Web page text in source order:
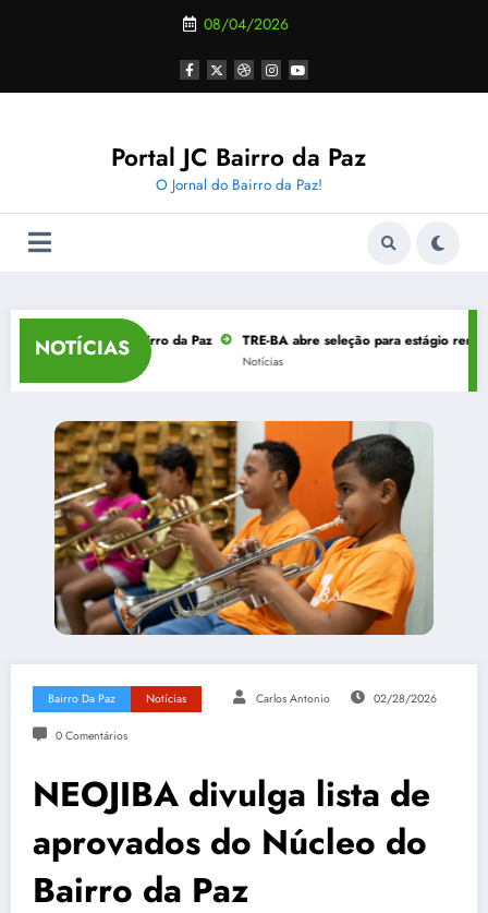
08/04/2026
Portal JC Bairro da Paz
O Jornal do Bairro da Paz!
NOTÍCIAS
no Bairro da Paz TRE-BA abre seleção para estágio remunerado em
Bairro Da Paz Notícias Carlos Antonio 02/28/2026
0 Comentários
NEOJIBA divulga lista de
aprovados do Núcleo do
Bairro da Paz